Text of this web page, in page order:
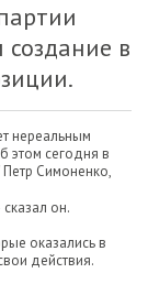
в
нереальным
этом сегодня в
Симоненко,
он.
оказались в
действия.